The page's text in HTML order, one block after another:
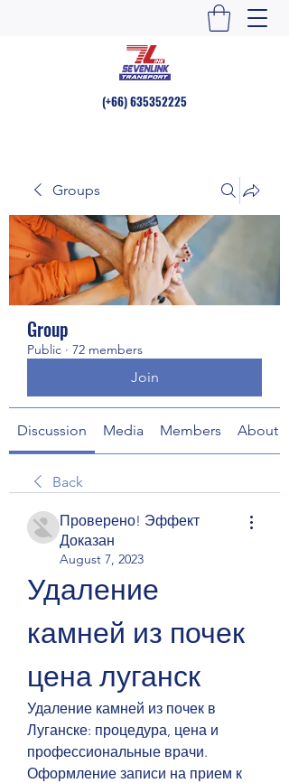
(+66)635352225
Groups
Group
Public · 72 members
Join
Discussion Media Members About
Back
Проверено! Эффект
Доказан
August 7, 2023
Удаление
камней из почек
цена луганск
Удаление камней из почек в
Луганске: процедура, цена и
профессиональные врачи.
Оформление записи на прием к